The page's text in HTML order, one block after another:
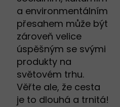
a environmentálním
přesahem může být
zároveň velice
úspěšným se svými
produkty na
světovém trhu.
Věřte ale, že cesta
je to dlouhá a trnitá!